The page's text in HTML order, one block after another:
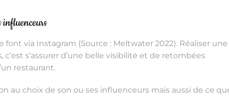
font via Instagram (Source : Meltwater 2022). Réaliser une
s’assurer d’une belle visibilité et de retombées
restaurant.
au choix de son ou ses influenceurs mais aussi de ce